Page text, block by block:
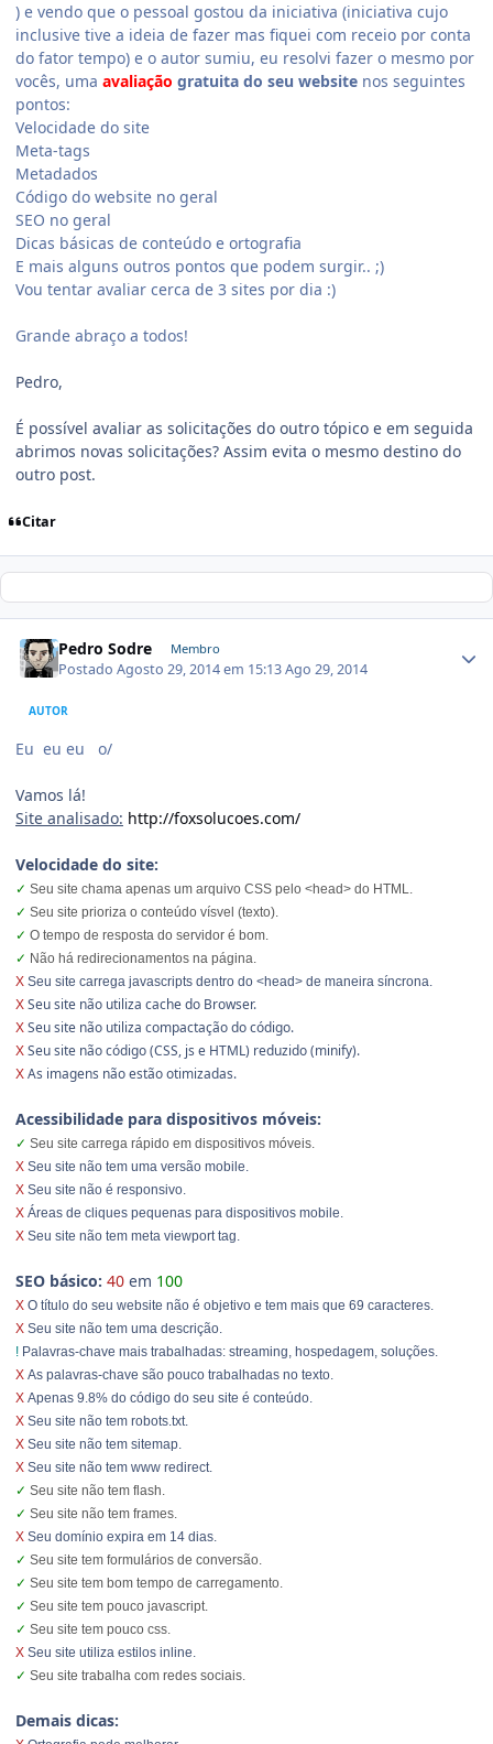
) e vendo que o pessoal gostou da iniciativa (iniciativa cujo
inclusive tive a ideia de fazer mas fiquei com receio por conta
do fator tempo) e o autor sumiu, eu resolvi fazer o mesmo por
vocês, uma avaliação gratuita do seu website nos seguintes
pontos:
Velocidade do site
Meta-tags
Metadados
Código do website no geral
SEO no geral
Dicas básicas de conteúdo e ortografia
E mais alguns outros pontos que podem surgir.. ;)
Vou tentar avaliar cerca de 3 sites por dia :)
Grande abraço a todos!
Pedro,
É possível avaliar as solicitações do outro tópico e em seguida
abrimos novas solicitações? Assim evita o mesmo destino do
outro post.
Citar
Pedro Sodre Membro
PostadoAgosto 29, 2014 em 15:13Ago 29, 2014
AUTOR
Eu eu eu o/
Vamos lá!
Site analisado: http://foxsolucoes.com/
Velocidade do site:
✓ Seu site chama apenas um arquivo CSS pelo <head> do HTML.
✓ Seu site prioriza o conteúdo vísvel (texto).
✓ O tempo de resposta do servidor é bom.
✓ Não há redirecionamentos na página.
X Seu site carrega javascripts dentro do <head> de maneira síncrona.
X Seu site não utiliza cache do Browser.
X Seu site não utiliza compactação do código.
X Seu site não código (CSS, js e HTML) reduzido (minify).
X As imagens não estão otimizadas.
Acessibilidade para dispositivos móveis:
✓ Seu site carrega rápido em dispositivos móveis.
X Seu site não tem uma versão mobile.
X Seu site não é responsivo.
X Áreas de cliques pequenas para dispositivos mobile.
X Seu site não tem meta viewport tag.
SEO básico: 40 em 100
X O título do seu website não é objetivo e tem mais que 69 caracteres.
X Seu site não tem uma descrição.
! Palavras-chave mais trabalhadas: streaming, hospedagem, soluções.
X As palavras-chave são pouco trabalhadas no texto.
X Apenas 9.8% do código do seu site é conteúdo.
X Seu site não tem robots.txt.
X Seu site não tem sitemap.
X Seu site não tem www redirect.
✓ Seu site não tem flash.
✓ Seu site não tem frames.
X Seu domínio expira em 14 dias.
✓ Seu site tem formulários de conversão.
✓ Seu site tem bom tempo de carregamento.
✓ Seu site tem pouco javascript.
✓ Seu site tem pouco css.
X Seu site utiliza estilos inline.
✓ Seu site trabalha com redes sociais.
Demais dicas: